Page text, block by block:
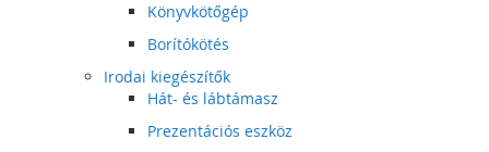
Könyvkötőgép
Borítókötés
Irodai kiegészítők
Hát- és lábtámasz
Prezentációs eszköz